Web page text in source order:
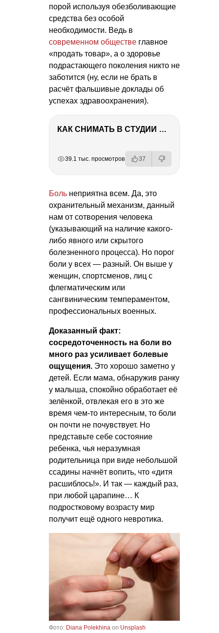
порой используя обезболивающие
средства без особой
необходимости. Ведь в
современном обществе главное
«продать товар», а о здоровье
подрастающего поколения никто не
заботится (ну, если не брать в
расчёт фальшивые доклады об
успехах здравоохранения).
КАК СНИМАТЬ В СТУДИИ СО ВСПЫШКАМИ
39.1 тыс. просмотров 37
Боль неприятна всем. Да, это
охранительный механизм, данный
нам от сотворения человека
(указывающий на наличие какого-
либо явного или скрытого
болезненного процесса). Но порог
боли у всех — разный. Он выше у
женщин, спортсменов, лиц с
флегматическим или
сангвиническим темпераментом,
профессиональных военных.
Доказанный факт:
сосредоточенность на боли во
много раз усиливает болевые
ощущения. Это хорошо заметно у
детей. Если мама, обнаружив ранку
у малыша, спокойно обработает её
зелёнкой, отвлекая его в это же
время чем-то интересным, то боли
он почти не почувствует. Но
представьте себе состояние
ребенка, чья неразумная
родительница при виде небольшой
ссадины начнёт вопить, что «дитя
расшиблось!». И так — каждый раз,
при любой царапине… К
подростковому возрасту мир
получит ещё одного невротика.
Фото: Diana Polekhina on Unsplash